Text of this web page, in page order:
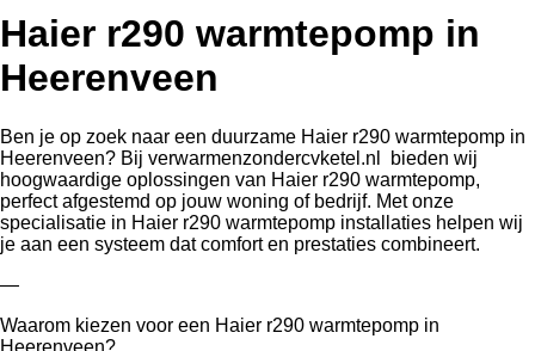
Haier r290 warmtepomp in
Heerenveen
Ben je op zoek naar een duurzame Haier r290 warmtepomp in
Heerenveen? Bij verwarmenzondercvketel.nl bieden wij
hoogwaardige oplossingen van Haier r290 warmtepomp,
perfect afgestemd op jouw woning of bedrijf. Met onze
specialisatie in Haier r290 warmtepomp installaties helpen wij
je aan een systeem dat comfort en prestaties combineert.
—
Waarom kiezen voor een Haier r290 warmtepomp in
Heerenveen?